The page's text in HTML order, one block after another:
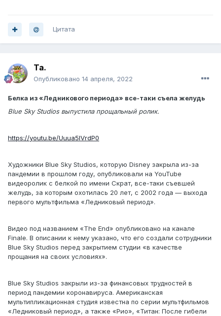
Цитата
Ta.
Опубликовано 14 апреля, 2022
Белка из «Ледникового периода» все-таки съела желудь
Blue Sky Studios выпустила прощальный ролик.
https://youtu.be/Uuua5lVrdP0
Художники Blue Sky Studios, которую Disney закрыла из-за
пандемии в прошлом году, опубликовали на YouTube
видеоролик с белкой по имени Скрат, все-таки съевшей
желудь, за которым охотилась 20 лет, с 2002 года — выхода
первого мультфильма «Ледниковый период».
Видео под названием «The End» опубликовано на канале
Finale. В описании к нему указано, что его создали сотрудники
Blue Sky Studios перед закрытием студии «в качестве
прощания на своих условиях».
Blue Sky Studios закрыли из-за финансовых трудностей в
период пандемии коронавируса. Американская
мультипликационная студия известна по серии мультфильмов
«Ледниковый период», а также «Рио», «Титан: После гибели